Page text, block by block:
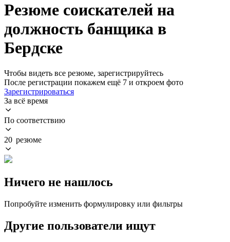
Резюме соискателей на
должность банщика в
Бердске
Чтобы видеть все резюме, зарегистрируйтесь
После регистрации покажем ещё 7 и откроем фото
Зарегистрироваться
За всё время
По соответствию
20 резюме
Ничего не нашлось
Попробуйте изменить формулировку или фильтры
Другие пользователи ищут